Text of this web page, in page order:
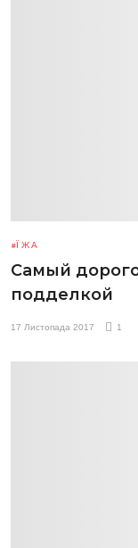
ЇЖА
Самый
подделкой
17 Листопада 2017 1